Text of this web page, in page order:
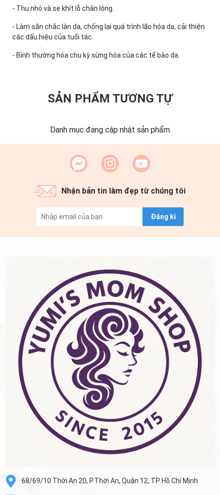
- Thu nhỏ và se khít lỗ chân lông.
- Làm săn chắc làn da, chống lại quá trình lão hóa da, cải thiện
các dấu hiệu của tuổi tác.
- Bình thường hóa chu kỳ sừng hóa của các tế bào da.
SẢN PHẨM TƯƠNG TỰ
Danh mục đang cập nhật sản phẩm
Nhận bản tin làm đẹp từ chúng tôi
Đăng kí
68/69/10 Thới An 20, P.Thới An, Quận 12, TP Hồ Chí Minh